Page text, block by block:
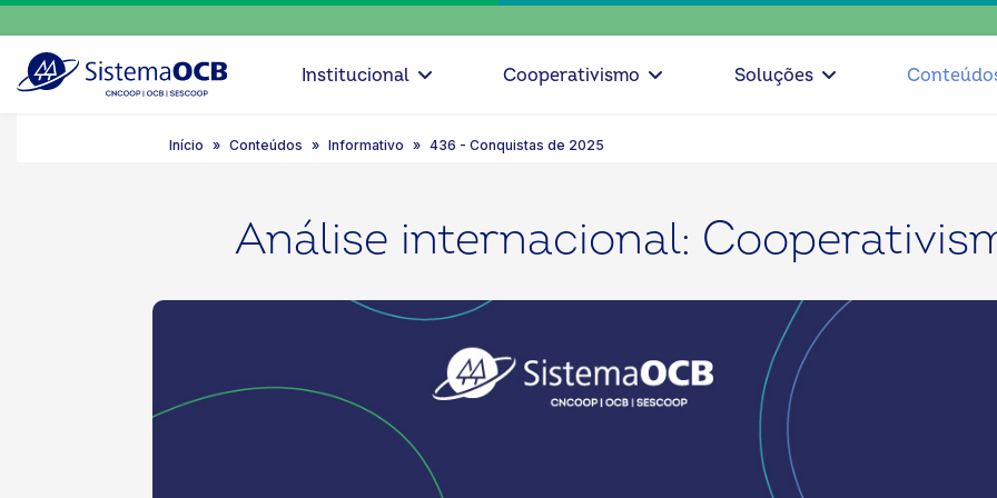
Institucional Cooperativismo Soluções
Início Conteúdos Informativo 436 - Conquistas de 2025
Análise internacional: